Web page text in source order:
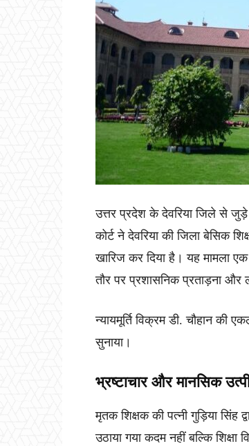
उत्तर प्रदेश के देवरिया जिले से जुड़े
कोर्ट ने देवरिया की जिला बेसिक
खारिज कर दिया है। यह मामला
तौर पर प्रशासनिक प्रताड़ना
न्यायमूर्ति विक्रम डी. चौहान
सुनाया।
भ्रष्टाचार और मानसिक
मृतक शिक्षक की पत्नी गुड़िया सिंह
उठाया गया कदम नहीं बल्कि शिक्षा